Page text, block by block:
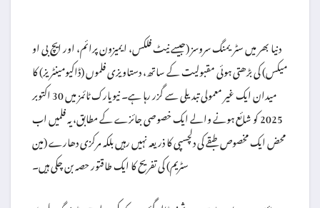
دنیا بھر میں سٹریمنگ سروسز (جیسے نیٹ فلکس، ایمیزون پرائم، اور ایچ بی او
میکس) کی بڑھتی ہوئی مقبولیت کے ساتھ، دستاویزی فلموں (ڈاکیومینٹریز) کا
میدان ایک غیر معمولی تبدیلی سے گزر رہا ہے۔ نیویارک ٹائمز میں 30 اکتوبر
2025 کو شائع ہونے والے ایک خصوصی جائزے کے مطابق، یہ فلمیں اب
محض ایک مخصوص طبقے کی دلچسپی کا ذریعہ نہیں رہیں بلکہ مرکزی دھارے (مین
سٹریم) کی تفریح کا ایک طاقتور حصہ بن چکی ہیں۔